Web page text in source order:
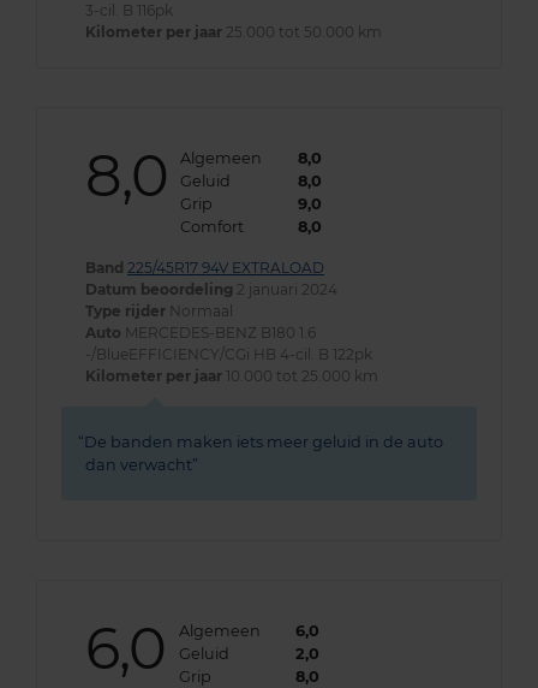
3-cil. B 116pk
Kilometer per jaar 25.000 tot 50.000 km
8,0 Algemeen
8,0
Geluid
8,0
Grip
9,0
Comfort
8,0
Band 225/45R17 94V EXTRALOAD
Datum beoordeling 2 januari 2024
Type rijder Normaal
Auto MERCEDES-BENZ B180 1.6
-/BlueEFFICIENCY/CGi HB 4-cil. B 122pk
Kilometer per jaar 10.000 tot 25.000 km
De banden maken iets meer geluid in de auto
dan verwacht
6,0 Algemeen
6,0
Geluid
2,0
Grip
8,0